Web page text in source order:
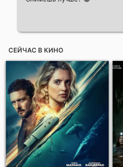
СЕЙЧАС В КИНО